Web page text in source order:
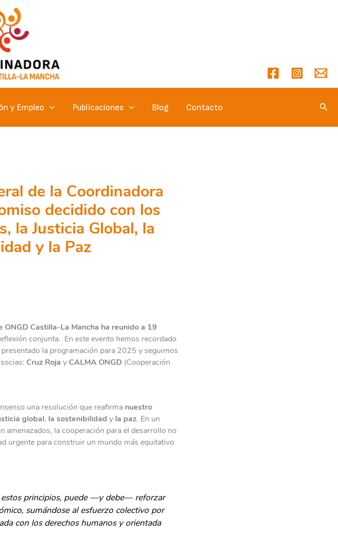
y Empleo Publicaciones Blog Contacto
de la Coordinadora
decidido con los
la Justicia Global, la
y la Paz
Castilla-La Mancha ha reunido a 19
conjunta. En este evento hemos recordado
la programación para 2025 y seguimos
Cruz Roja y CALMA ONGD (Cooperación
una resolución que reafirma nuestro
global, la sostenibilidad y la paz. En un
la cooperación para el desarrollo no
urgente para construir un mundo más equitativo
estos principios, puede —y debe— reforzar
sumándose al esfuerzo colectivo por
con los derechos humanos y orientada